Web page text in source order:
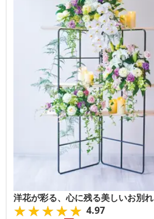
洋花が彩る、心に残る美しいお別れ
★★★★★
★★★★★ 4.97